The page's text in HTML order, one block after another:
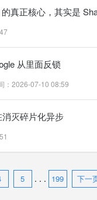
真正核心，其实是
从里面反锁
：2026-07-10 08:59
灭碎片化异步
5 . . . 199 下一